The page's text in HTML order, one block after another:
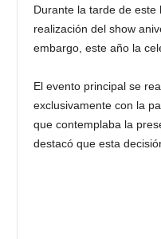
Durante la tarde de este
realización del show
embargo, este año la
El evento principal se
exclusivamente con la
que contemplaba la
destacó que esta